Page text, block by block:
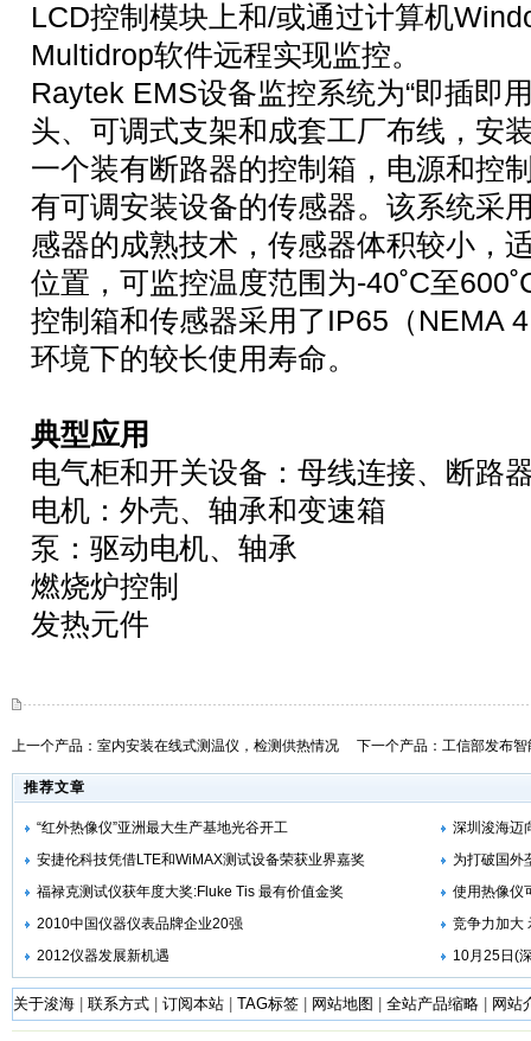
LCD控制模块上和/或通过计算机
Multidrop软件远程实现监控。
Raytek EMS设备监控系统为“即插即
头、可调式支架和成套工厂布线，安
一个装有断路器的控制箱，电源和控
有可调安装设备的传感器。该系统采
感器的成熟技术，传感器体积较小，
位置，可监控温度范围为-40˚C至
控制箱和传感器采用了IP65（NEMA
环境下的较长使用寿命。
典型应用
电气柜和开关设备：母线连接、断路
电机：外壳、轴承和变速箱
泵：驱动电机、轴承
燃烧炉控制
发热元件
上一个产品： 室内安装在线式测温仪，检测供热情况 下一个产品： 工信部发布
推荐文章
“红外热像仪”亚洲最大生产基地光谷开工
深圳浚海迈
安捷伦科技凭借LTE和WiMAX测试设备荣获业界嘉奖
为打破国外
福禄克测试仪获年度大奖:Fluke Tis 最有价值金奖
使用热像仪
2010中国仪器仪表品牌企业20强
竞争力加大
2012仪器发展新机遇
10月25日(
关于浚海 联系方式 订阅本站 TAG标签 网站地图 全站产品缩略 网站